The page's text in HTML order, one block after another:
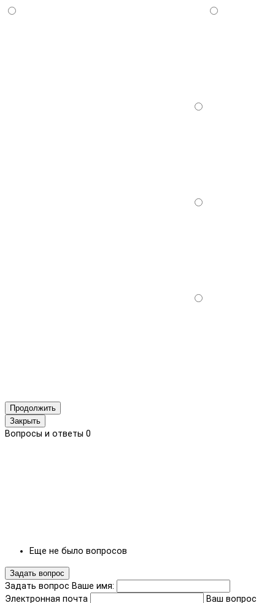
Продолжить
Закрыть
Вопросы и ответы 0
Еще не было вопросов
Задать вопрос
Задать вопрос Ваше имя:
Электронная почта
Ваш вопрос